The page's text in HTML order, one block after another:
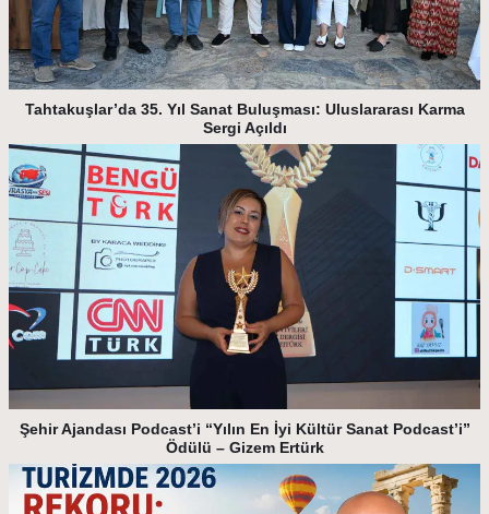
Tahtakuşlar’da 35. Yıl Sanat Buluşması: Uluslararası Karma
Sergi Açıldı
Şehir Ajandası Podcast’i “Yılın En İyi Kültür Sanat Podcast’i”
Ödülü – Gizem Ertürk